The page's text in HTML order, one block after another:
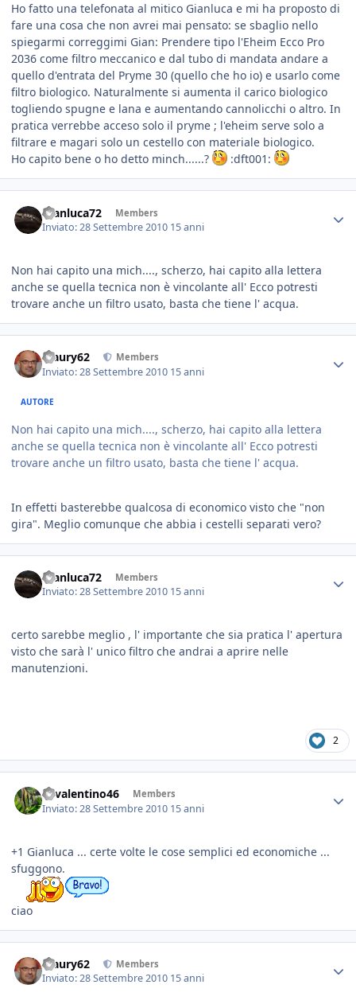
Ho fatto una telefonata al mitico Gianluca e mi ha proposto di
fare una cosa che non avrei mai pensato: se sbaglio nello
spiegarmi correggimi Gian: Prendere tipo l'Eheim Ecco Pro
2036 come filtro meccanico e dal tubo di mandata andare a
quello d'entrata del Pryme 30 (quello che ho io) e usarlo come
filtro biologico. Naturalmente si aumenta il carico biologico
togliendo spugne e lana e aumentando cannolicchi o altro. In
pratica verrebbe acceso solo il pryme ; l'eheim serve solo a
filtrare e magari solo un cestello con materiale biologico.
Ho capito bene o ho detto minch......?
:dft001:
Gianluca72 Members
Inviato:28 Settembre 2010 15 anni
Non hai capito una mich...., scherzo, hai capito alla lettera
anche se quella tecnica non è vincolante all' Ecco potresti
trovare anche un filtro usato, basta che tiene l' acqua.
Maury62 Members
Inviato:28 Settembre 2010 15 anni
AUTORE
Non hai capito una mich...., scherzo, hai capito alla lettera
anche se quella tecnica non è vincolante all' Ecco potresti
trovare anche un filtro usato, basta che tiene l' acqua.
In effetti basterebbe qualcosa di economico visto che "non
gira". Meglio comunque che abbia i cestelli separati vero?
Gianluca72 Members
Inviato:28 Settembre 2010 15 anni
certo sarebbe meglio , l' importante che sia pratica l' apertura
visto che sarà l' unico filtro che andrai a aprire nelle
manutenzioni.
2
46valentino46 Members
Inviato:28 Settembre 2010 15 anni
+1 Gianluca ... certe volte le cose semplici ed economiche ...
sfuggono.
ciao
Maury62 Members
Inviato:28 Settembre 2010 15 anni